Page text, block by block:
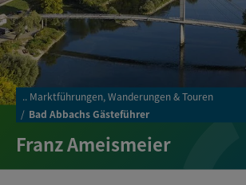
.. Marktführungen, Wanderungen & Touren
Bad Abbachs Gästeführer
Franz Ameismeier